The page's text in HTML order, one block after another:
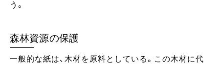
う。
森林資源の保護
一般的な紙は、木材を原料としている。この木材に代